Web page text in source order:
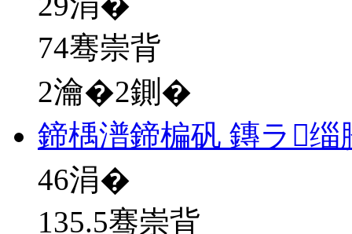
74骞崇背
2瀹�2鍘�
鍗楀潽鍗楄矾 鏄ラ缁
46涓�
135.5骞崇背